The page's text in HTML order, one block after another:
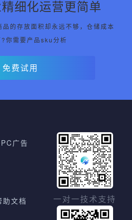
细化运营更简单
的存放面积却永远不够，仓储成本
?你需要产品sku分析
免费试用
广告
助文档
一对一技术支持